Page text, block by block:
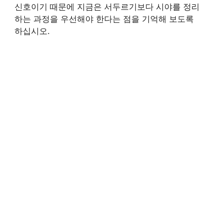
신호이기 때문에 지금은 서두르기보다 시야를 정리
하는 과정을 우선해야 한다는 점을 기억해 보도록
하십시오.